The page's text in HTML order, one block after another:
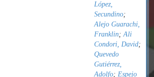
López,
Secundino;
Alejo Guarachi,
Franklin;Ali
Condori, David;
Quevedo
Gutiérrez,
Adolfo; Espejo